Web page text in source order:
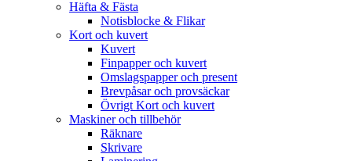
Häfta & Fästa
Notisblocke & Flikar
Kort och kuvert
Kuvert
Finpapper och kuvert
Omslagspapper och present
Brevpåsar och provsäckar
Övrigt Kort och kuvert
Maskiner och tillbehör
Räknare
Skrivare